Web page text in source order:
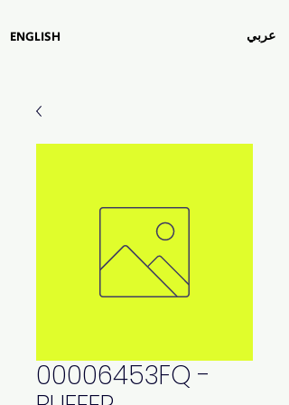
عربي ENGLISH
00006453FQ -